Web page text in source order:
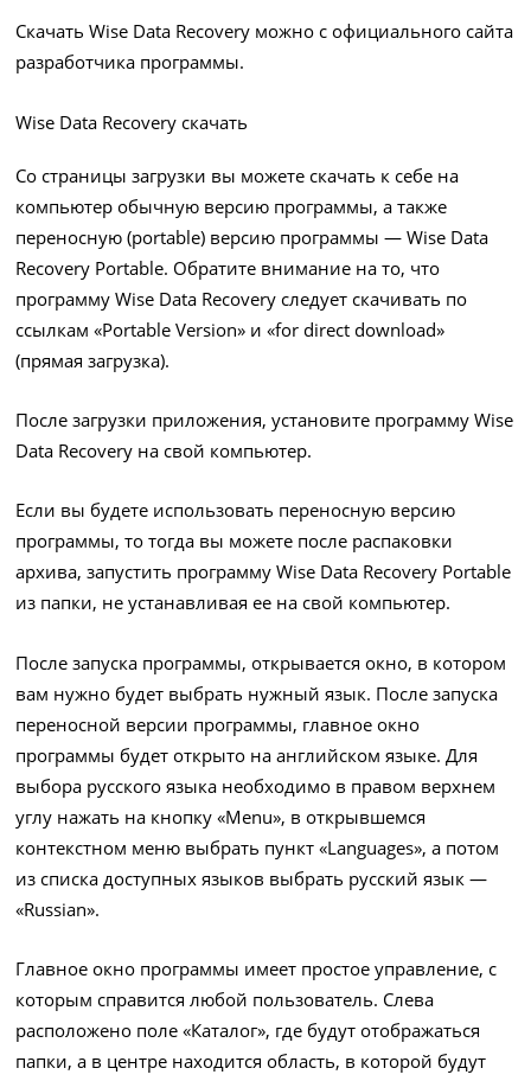
Скачать Wise Data Recovery можно с официального сайта
разработчика программы.
Wise Data Recovery скачать
Со страницы загрузки вы можете скачать к себе на
компьютер обычную версию программы, а также
переносную (portable) версию программы — Wise Data
Recovery Portable. Обратите внимание на то, что
программу Wise Data Recovery следует скачивать по
ссылкам «Portable Version» и «for direct download»
(прямая загрузка).
После загрузки приложения, установите программу Wise
Data Recovery на свой компьютер.
Если вы будете использовать переносную версию
программы, то тогда вы можете после распаковки
архива, запустить программу Wise Data Recovery Portable
из папки, не устанавливая ее на свой компьютер.
После запуска программы, открывается окно, в котором
вам нужно будет выбрать нужный язык. После запуска
переносной версии программы, главное окно
программы будет открыто на английском языке. Для
выбора русского языка необходимо в правом верхнем
углу нажать на кнопку «Menu», в открывшемся
контекстном меню выбрать пункт «Languages», а потом
из списка доступных языков выбрать русский язык —
«Russian».
Главное окно программы имеет простое управление, с
которым справится любой пользователь. Слева
расположено поле «Каталог», где будут отображаться
папки, а в центре находится область, в которой будут